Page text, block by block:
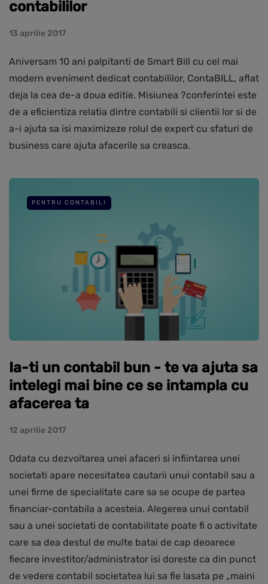
contabililor
13 aprilie 2017
Aniversam 10 ani palpitanti de Smart Bill cu cel mai
modern eveniment dedicat contabililor, ContaBILL, aflat
deja la cea de-a doua editie. Misiunea ?conferintei este
de a eficientiza relatia dintre contabili si clientii lor si de
a-i ajuta sa isi maximizeze rolul de expert cu sfaturi de
business care ajuta afacerile sa creasca.
PENTRU CONTABILI
Ia-ti un contabil bun - te va ajuta sa
intelegi mai bine ce se intampla cu
afacerea ta
12 aprilie 2017
Odata cu dezvoltarea unei afaceri si infiintarea unei
societati apare necesitatea cautarii unui contabil sau a
unei firme de specialitate care sa se ocupe de partea
financiar-contabila a acesteia. Alegerea unui contabil
sau a unei societati de contabilitate poate fi o activitate
care sa dea destul de multe batai de cap deoarece
fiecare investitor/administrator isi doreste ca din punct
de vedere contabil societatea lui sa fie lasata pe „maini